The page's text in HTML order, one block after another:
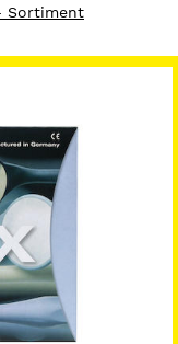
Sortiment